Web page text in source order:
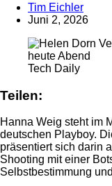
Anzeige
Tim Eichler
Juni 2, 2026
Tech Daily
Teilen:
Hanna Weig steht im
deutschen Playboy.
präsentiert sich darin
Shooting mit einer
Selbstbestimmung